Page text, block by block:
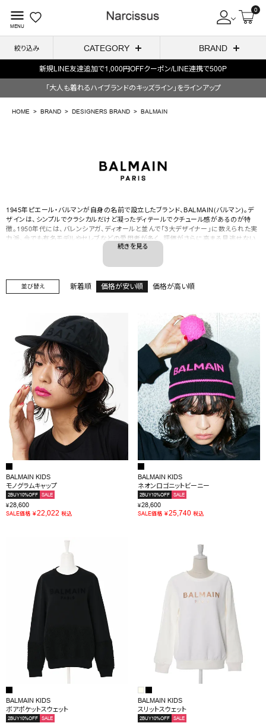
menu
MENU
0
絞り込み CATEGORY BRAND
ようこそ ゲスト 様
search
CATEGORY
BRAND
OUTLET
RE STOCK
COMING SOON
TOPICS
JOURNAL
INFORMATION
RECRUIT
はじめてご利用の方へ
お問い合わせ
新規LINE友達追加で1,000円OFFクーポン/LINE連携で500P
「大人も着れるハイブランドのキッズライン」をラインアップ
HOME BRAND DESIGNERS BRAND BALMAIN
1945年ピエール・バルマンが自身の名前で設立したブランド、BALMAIN(バルマン)。デ
ザインは、シンプルでクラシカルだけど凝ったディテールでクチュール感があるのが特
徴。1950年代には、バレンシアガ、ディオールと並んで「3大デザイナー」に数えられた実
力派。今でも有名モデルやセレブなどの愛用者が多く、評価がさらに高まる見逃せない
並び替え 新着順 価格が安い順 価格が高い順
BALMAIN KIDS
モノグラムキャップ
2BUY10%OFF SALE
¥28,600
SALE価格 ¥22,022 税込
BALMAIN KIDS
ネオンロゴニットビーニー
2BUY10%OFF SALE
¥28,600
SALE価格 ¥25,740 税込
BALMAIN KIDS
ボアポケットスウェット
2BUY10%OFF SALE
BALMAIN KIDS
スリットスウェット
2BUY10%OFF SALE